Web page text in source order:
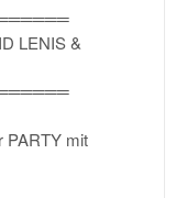
════
LENIS &
════
PARTY mit